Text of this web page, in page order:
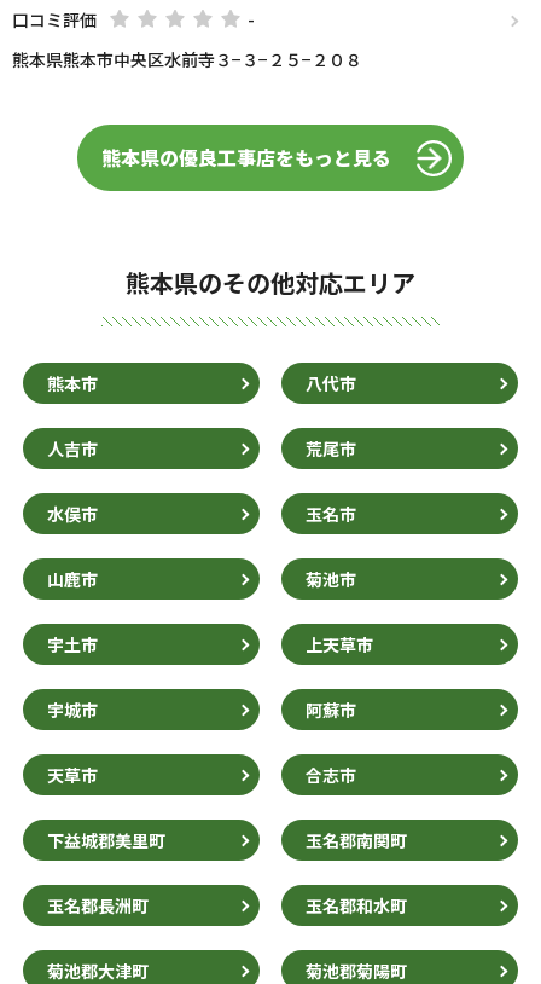
口コミ評価
-
熊本県熊本市中央区水前寺３−３−２５−２０８
熊本県の優良工事店をもっと見る
熊本県のその他対応エリア
熊本市 八代市
人吉市 荒尾市
水俣市 玉名市
山鹿市 菊池市
宇土市 上天草市
宇城市 阿蘇市
天草市 合志市
下益城郡美里町 玉名郡南関町
玉名郡長洲町 玉名郡和水町
菊池郡大津町 菊池郡菊陽町